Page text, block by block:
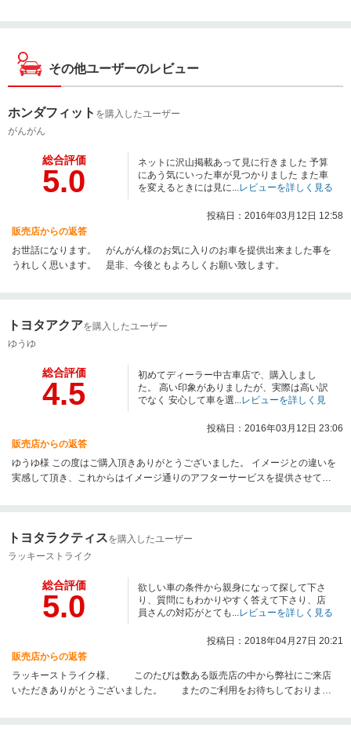
その他ユーザーのレビュー
ホンダフィット を購入したユーザー
がんがん
総合評価
5.0
ネットに沢山掲載あって見に行きました 予算
にあう気にいった車が見つかりました また車
を変えるときには見に... レビューを詳しく見る
投稿日：2016年03月12日 12:58
販売店からの返答
お世話になります。 がんがん様のお気に入りのお車を提供出来ました事を
うれしく思います。 是非、今後ともよろしくお願い致します。
トヨタアクアを購入したユーザー
ゆうゆ
総合評価
4.5
初めてディーラー中古車店で、購入しまし
た。 高い印象がありましたが、実際は高い訳
でなく 安心して車を選... レビューを詳しく見
投稿日：2016年03月12日 23:06
販売店からの返答
ゆうゆ様 この度はご購入頂きありがとうございました。 イメージとの違いを
実感して頂き、これからはイメージ通りのアフターサービスを提供させて頂
上げます。
トヨタラクティスを購入したユーザー
ラッキーストライク
総合評価
5.0
欲しい車の条件から親身になって探して下さ
り、質問にもわかりやすく答えて下さり、店
員さんの対応がとても... レビューを詳しく見る
投稿日：2018年04月27日 20:21
販売店からの返答
ラッキーストライク様、 このたびは数ある販売店の中から弊社にご来店
いただきありがとうございました。 またのご利用をお待ちしておりま
ッフ一同